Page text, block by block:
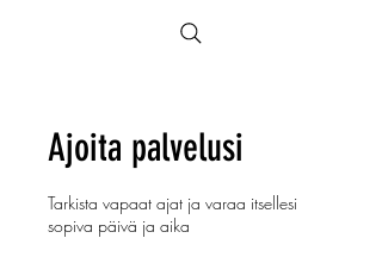
Ajoita palvelusi
Tarkista vapaat ajat ja varaa itsellesi
sopiva päivä ja aika